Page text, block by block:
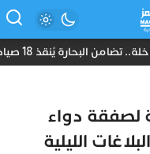
18 صياداً من غرق مركب “أمانة”
لصفقة دواء